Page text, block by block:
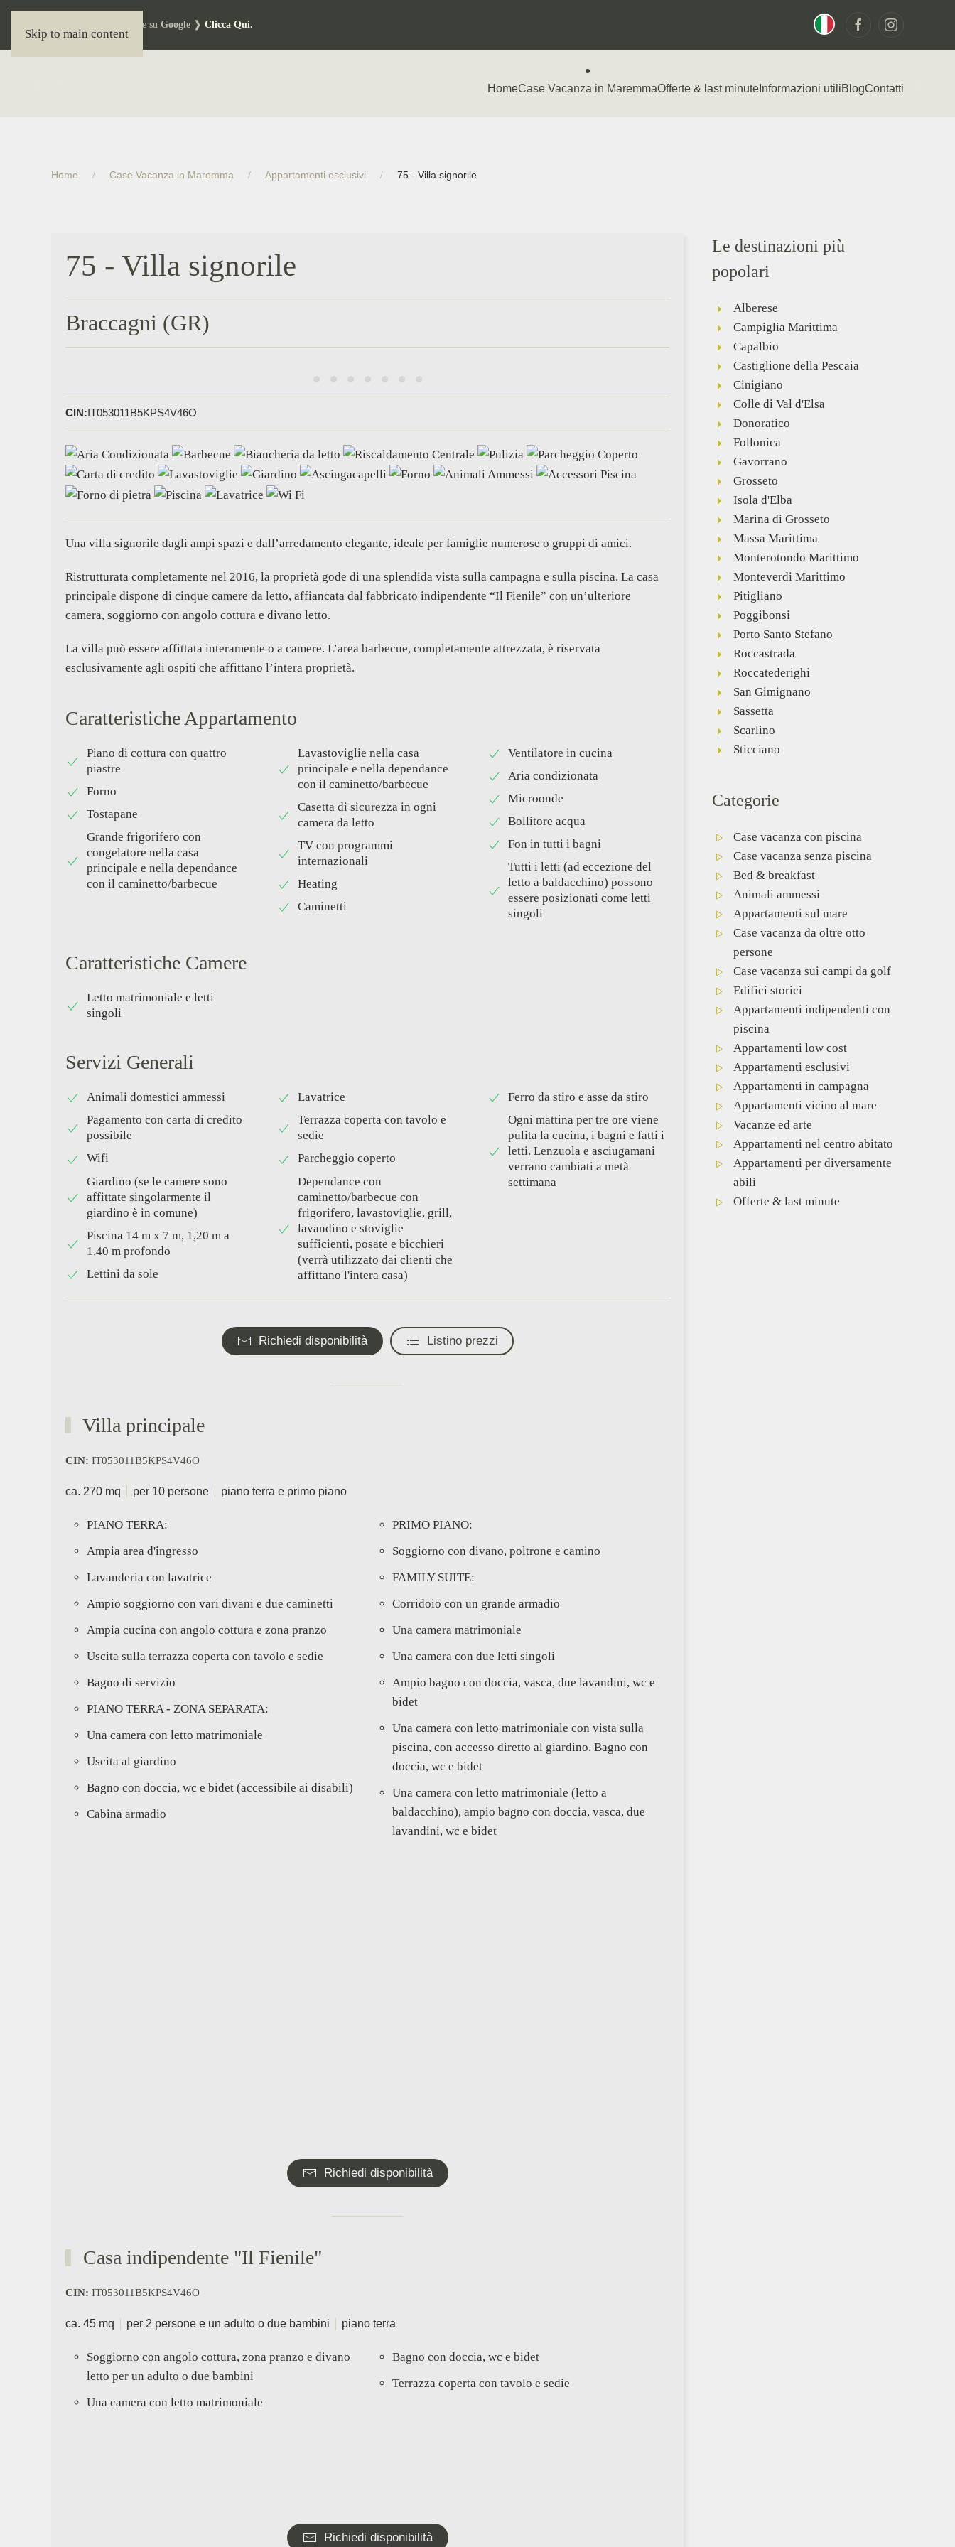
Skip to main content
Lascia la tua recensione su Google ❱ Clicca Qui.
HomeCase Vacanza in MaremmaOfferte & last minute Informazioni utiliBlogContatti
Home Case Vacanza in Maremma Appartamenti esclusivi 75 - Villa signorile
75 - Villa signorile
Braccagni (GR)
CIN:IT053011B5KPS4V46O
Una villa signorile dagli ampi spazi e dall’arredamento elegante, ideale per famiglie numerose o gruppi di amici.
Ristrutturata completamente nel 2016, la proprietà gode di una splendida vista sulla campagna e sulla piscina. La casa
principale dispone di cinque camere da letto, affiancata dal fabbricato indipendente “Il Fienile” con un’ulteriore
camera, soggiorno con angolo cottura e divano letto.
La villa può essere affittata interamente o a camere. L’area barbecue, completamente attrezzata, è riservata
esclusivamente agli ospiti che affittano l’intera proprietà.
Caratteristiche Appartamento
Piano di cottura con quattro
piastre
Forno
Tostapane
Grande frigorifero con
congelatore nella casa
principale e nella dependance
con il caminetto/barbecue
Lavastoviglie nella casa
principale e nella dependance
con il caminetto/barbecue
Casetta di sicurezza in ogni
camera da letto
TV con programmi
internazionali
Heating
Caminetti
Ventilatore in cucina
Aria condizionata
Microonde
Bollitore acqua
Fon in tutti i bagni
Tutti i letti (ad eccezione del
letto a baldacchino) possono
essere posizionati come letti
singoli
Caratteristiche Camere
Letto matrimoniale e letti
singoli
Servizi Generali
Animali domestici ammessi
Pagamento con carta di credito
possibile
Wifi
Giardino (se le camere sono
affittate singolarmente il
giardino è in comune)
Piscina 14 m x 7 m, 1,20 m a
1,40 m profondo
Lettini da sole
Lavatrice
Terrazza coperta con tavolo e
sedie
Parcheggio coperto
Dependance con
caminetto/barbecue con
frigorifero, lavastoviglie, grill,
lavandino e stoviglie
sufficienti, posate e bicchieri
(verrà utilizzato dai clienti che
affittano l'intera casa)
Ferro da stiro e asse da stiro
Ogni mattina per tre ore viene
pulita la cucina, i bagni e fatti i
letti. Lenzuola e asciugamani
verrano cambiati a metà
settimana
Richiedi disponibilità Listino prezzi
Villa principale
CIN: IT053011B5KPS4V46O
ca. 270 mq per 10 persone piano terra e primo piano
PIANO TERRA:
Ampia area d'ingresso
Lavanderia con lavatrice
Ampio soggiorno con vari divani e due caminetti
Ampia cucina con angolo cottura e zona pranzo
Uscita sulla terrazza coperta con tavolo e sedie
Bagno di servizio
PIANO TERRA - ZONA SEPARATA:
Una camera con letto matrimoniale
Uscita al giardino
Bagno con doccia, wc e bidet (accessibile ai disabili)
Cabina armadio
PRIMO PIANO:
Soggiorno con divano, poltrone e camino
FAMILY SUITE:
Corridoio con un grande armadio
Una camera matrimoniale
Una camera con due letti singoli
Ampio bagno con doccia, vasca, due lavandini, wc e
bidet
Una camera con letto matrimoniale con vista sulla
piscina, con accesso diretto al giardino. Bagno con
doccia, wc e bidet
Una camera con letto matrimoniale (letto a
baldacchino), ampio bagno con doccia, vasca, due
lavandini, wc e bidet
Richiedi disponibilità
Casa indipendente "Il Fienile"
CIN: IT053011B5KPS4V46O
ca. 45 mq per 2 persone e un adulto o due bambini piano terra
Soggiorno con angolo cottura, zona pranzo e divano
letto per un adulto o due bambini
Una camera con letto matrimoniale
Bagno con doccia, wc e bidet
Terrazza coperta con tavolo e sedie
Richiedi disponibilità
Le destinazioni più
popolari
Alberese
Campiglia Marittima
Capalbio
Castiglione della Pescaia
Cinigiano
Colle di Val d'Elsa
Donoratico
Follonica
Gavorrano
Grosseto
Isola d'Elba
Marina di Grosseto
Massa Marittima
Monterotondo Marittimo
Monteverdi Marittimo
Pitigliano
Poggibonsi
Porto Santo Stefano
Roccastrada
Roccatederighi
San Gimignano
Sassetta
Scarlino
Sticciano
Categorie
Case vacanza con piscina
Case vacanza senza piscina
Bed & breakfast
Animali ammessi
Appartamenti sul mare
Case vacanza da oltre otto
persone
Case vacanza sui campi da golf
Edifici storici
Appartamenti indipendenti con
piscina
Appartamenti low cost
Appartamenti esclusivi
Appartamenti in campagna
Appartamenti vicino al mare
Vacanze ed arte
Appartamenti nel centro abitato
Appartamenti per diversamente
abili
Offerte & last minute